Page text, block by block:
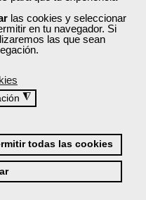
las cookies y seleccionar
en tu navegador. Si
las que sean
◮
todas las cookies
y